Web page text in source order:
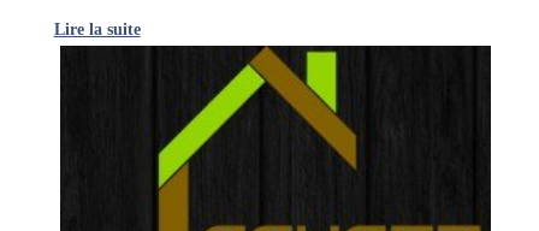
Lire la suite